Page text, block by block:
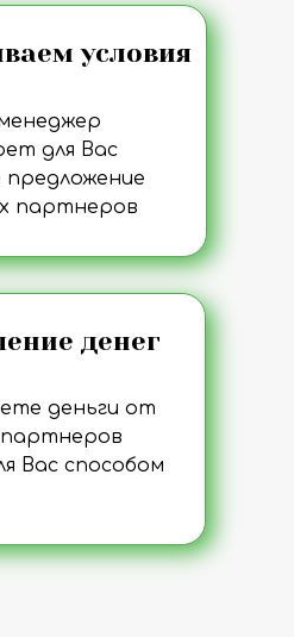
условия
для Вас
предложение
партнеров
денег
деньги от
Вас способом